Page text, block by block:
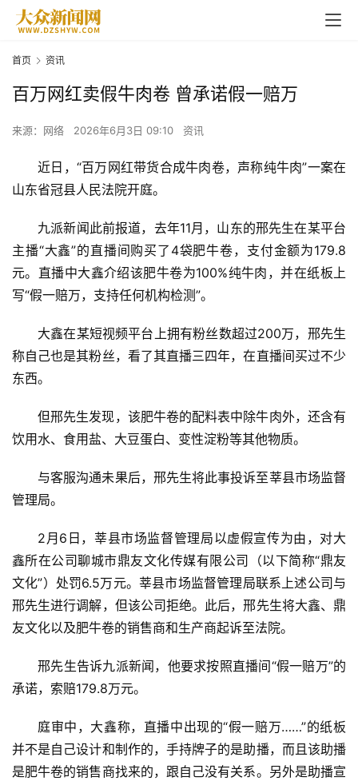
首页 资讯
百万网红卖假牛肉卷 曾承诺假一赔万
来源：网络 2026年6月3日 09:10 资讯
近日，“百万网红带货合成牛肉卷，声称纯牛肉”一案在
山东省冠县人民法院开庭。
九派新闻此前报道，去年11月，山东的邢先生在某平台
主播“大鑫”的直播间购买了4袋肥牛卷，支付金额为179.8
元。直播中大鑫介绍该肥牛卷为100%纯牛肉，并在纸板上
写“假一赔万，支持任何机构检测”。
大鑫在某短视频平台上拥有粉丝数超过200万，邢先生
称自己也是其粉丝，看了其直播三四年，在直播间买过不少
东西。
但邢先生发现，该肥牛卷的配料表中除牛肉外，还含有
饮用水、食用盐、大豆蛋白、变性淀粉等其他物质。
与客服沟通未果后，邢先生将此事投诉至莘县市场监督
管理局。
2月6日，莘县市场监督管理局以虚假宣传为由，对大
鑫所在公司聊城市鼎友文化传媒有限公司（以下简称“鼎友
文化”）处罚6.5万元。莘县市场监督管理局联系上述公司与
邢先生进行调解，但该公司拒绝。此后，邢先生将大鑫、鼎
友文化以及肥牛卷的销售商和生产商起诉至法院。
邢先生告诉九派新闻，他要求按照直播间“假一赔万”的
承诺，索赔179.8万元。
庭审中，大鑫称，直播中出现的“假一赔万……”的纸板
并不是自己设计和制作的，手持牌子的是助播，而且该助播
是肥牛卷的销售商找来的，跟自己没有关系。另外是助播宣